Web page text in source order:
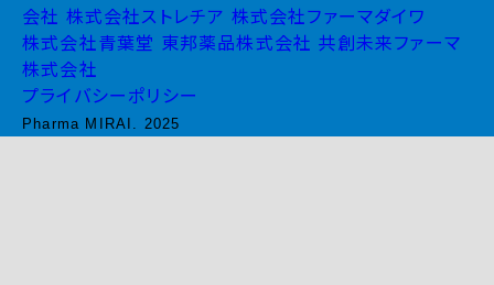
会社 株式会社ストレチア 株式会社ファーマダイワ
株式会社青葉堂 東邦薬品株式会社 共創未来ファーマ
株式会社
プライバシーポリシー
Pharma MIRAI. 2025